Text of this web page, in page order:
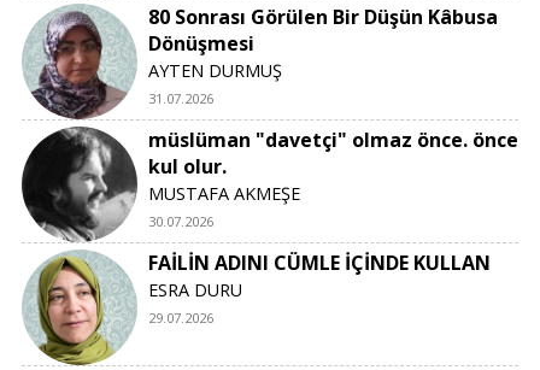
80 Sonrası Görülen Bir Düşün Kâbusa
Dönüşmesi
AYTEN DURMUŞ
31.07.2026
müslüman "davetçi" olmaz önce. önce
kul olur.
MUSTAFA AKMEŞE
30.07.2026
FAİLİN ADINI CÜMLE İÇİNDE KULLAN
ESRA DURU
29.07.2026